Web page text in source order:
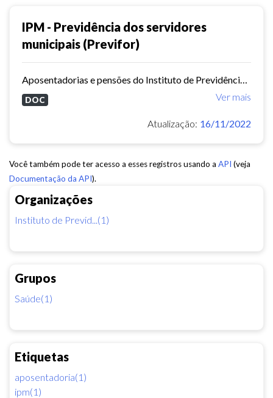
Organizações
Instituto de Previd...(1)
Grupos
Saúde(1)
Etiquetas
aposentadoria(1)
ipm(1)
IPM - Previdência dos servidores
municipais (Previfor)
Ver mais
DOC
Atualização: 16/11/2022
Você também pode ter acesso a esses registros usando a API (veja
Documentação da API).